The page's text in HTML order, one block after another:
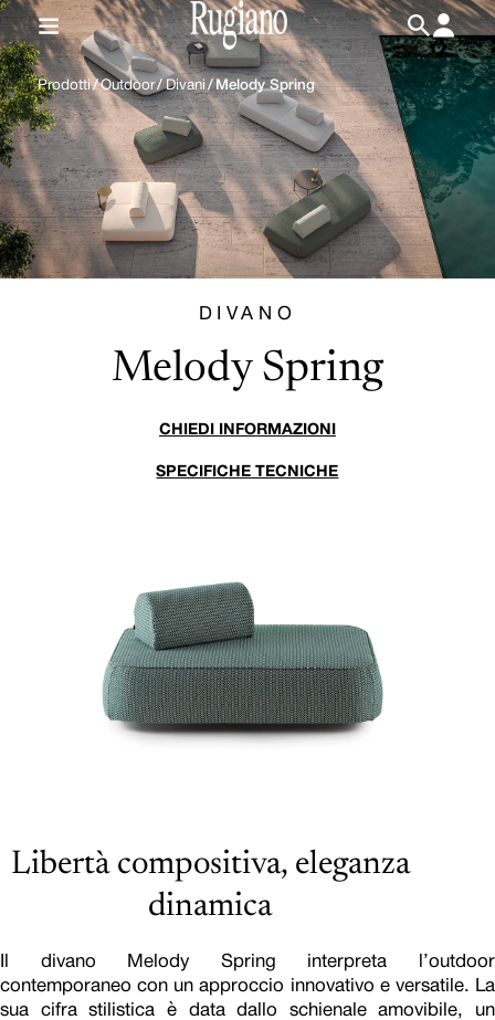
IT / EN
Prodotti/ Outdoor/Divani / Melody Spring
DIVANO
Melody Spring
CHIEDI INFORMAZIONI
SPECIFICHE TECNICHE
Libertà compositiva, eleganza
dinamica
Il divano Melody Spring interpreta l’outdoor
contemporaneo con un approccio innovativo e versatile. La
sua cifra stilistica è data dallo schienale amovibile, un